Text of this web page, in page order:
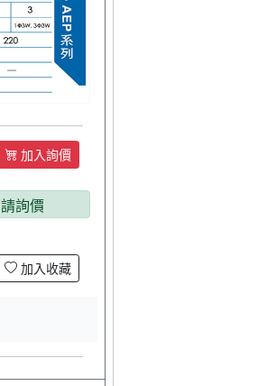
加入詢價
請詢價
加入收藏